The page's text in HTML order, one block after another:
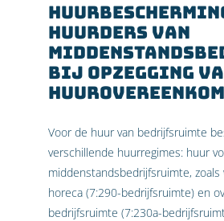
huurders van
bij opzegging
Voor de huur van bedrijfsruimte
verschillende huurregimes: huur
middenstandsbedrijfsruimte, zoals
horeca (7:290-bedrijfsruimte) en
bedrijfsruimte (7:230a-